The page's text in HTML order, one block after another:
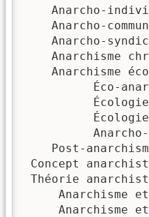
Anarcho-
Anarcho-
Anarcho-
Anarchisme
Anarchisme
Éco-
Post-
Concept
Théorie
Anarchisme
Anarchisme